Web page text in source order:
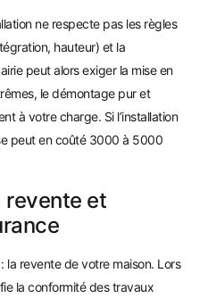
ne respecte pas les règles
hauteur) et la
peut alors exiger la mise en
le démontage pur et
à votre charge. Si l’installation
peut en coûté 3000 à 5000
revente et
la revente de votre maison. Lors
la conformité des travaux